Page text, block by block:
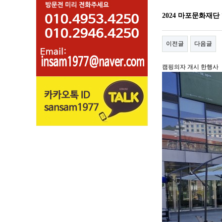
2024 마포문화재단
이전글 다음글
캠핑의자 개시 한행사